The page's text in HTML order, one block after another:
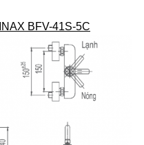
BFV-41S-5C